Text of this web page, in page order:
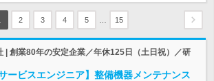
2 3 4 5 15
| 創業80年の安定企業／年休125日（土日祝）／研
ービスエンジニア】整備機器メンテナンス